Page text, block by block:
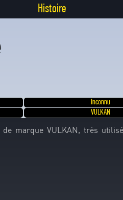
Histoire
Inconnu
VULKAN
marque VULKAN, très